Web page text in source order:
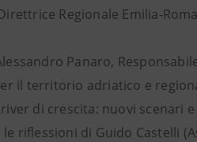
Regionale Emilia-
Panaro,
il territorio adriatico e
di crescita: nuovi scenari e
riflessioni di Guido Castelli